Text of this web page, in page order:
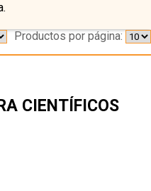
Productos por página:
CIENTÍFICOS